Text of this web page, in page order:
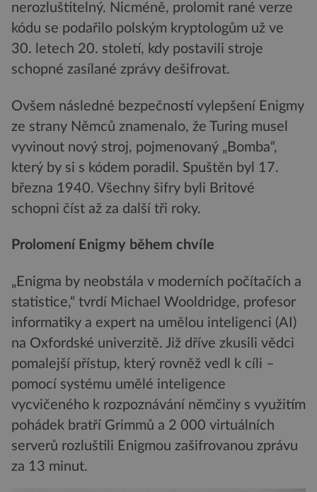
nerozluštitelný. Nicméně, prolomit rané verze
kódu se podařilo polským kryptologům už ve
30. letech 20. století, kdy postavili stroje
schopné zasílané zprávy dešifrovat.
Ovšem následné bezpečností vylepšení Enigmy
ze strany Němců znamenalo, že Turing musel
vyvinout nový stroj, pojmenovaný „Bomba“,
který by si s kódem poradil. Spuštěn byl 17.
března 1940. Všechny šifry byli Britové
schopni číst až za další tři roky.
Prolomení Enigmy během chvíle
„Enigma by neobstála v moderních počítačích a
statistice,“ tvrdí Michael Wooldridge, profesor
informatiky a expert na umělou inteligenci (AI)
na Oxfordské univerzitě. Již dříve zkusili vědci
pomalejší přístup, který rovněž vedl k cíli –
pomocí systému umělé inteligence
vycvičeného k rozpoznávání němčiny s využitím
pohádek bratří Grimmů a 2 000 virtuálních
serverů rozluštili Enigmou zašifrovanou zprávu
za 13 minut.